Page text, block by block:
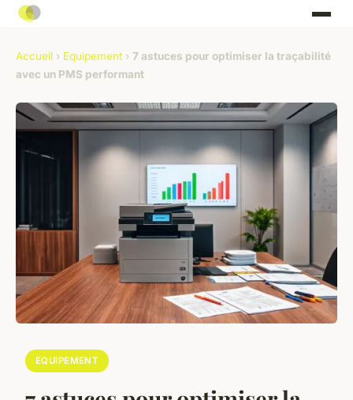
Accueil › Equipement › 7 astuces pour optimiser la traçabilité
avec un PMS performant
EQUIPEMENT